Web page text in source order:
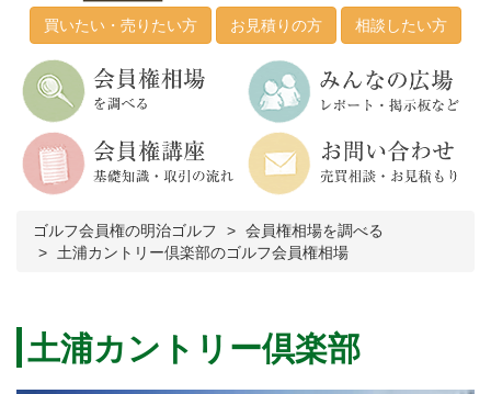
買いたい・売りたい方 お見積りの方 相談したい方
ゴルフ会員権の明治ゴルフ
会員権相場を調べる
土浦カントリー倶楽部のゴルフ会員権相場
土浦カントリー倶楽部